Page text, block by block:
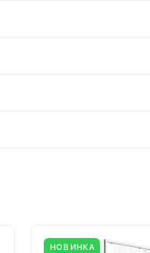
НОВИНКА